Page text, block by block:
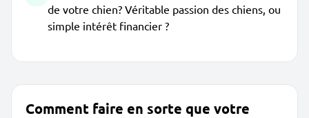
de votre chien? Véritable passion des chiens, ou
simple intérêt financier ?
Comment faire en sorte que votre